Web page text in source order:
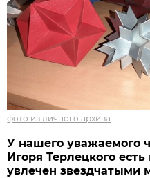
фото из личного архива
У нашего уважаемого
Игоря Терлецкого
увлечен звездчатыми